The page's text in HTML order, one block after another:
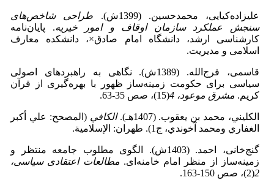
علیزاده‌کیایی، محمدحسین. (1399ش).
طراحی شاخص‌های
سنجش عملکرد سازمان اوقاف و امور خیریه. پایان‌نامه
کارشناسی ارشد، دانشگاه امام صادق×، دانشکده معارف
اسلامی و مدیریت.
قاسمی، فرج‌الله. (1389ش). نگاهی به راهبردهای اصولی
سیاسی برای حکومت زمینه‌ساز ظهور با بهره‌گیری از قرآن
کریم. مشرق موعود، 4 (15)، صص 35-63.
الکليني‌، محمد بن يعقوب. (1407هـ). الکافي (المصحح: علي أکبر
الغفاري ومحمد آخوندي، ج1). طهران: الإسلامية‌.
گنج‌خانی، احمد. (1403ش). الگوی مطلوب جامعه منتظر و
زمینه‌ساز از منظر امام خامنه‌ای. مطالعات اعتقادی سیاسی،
2(2)، صص 150-163.